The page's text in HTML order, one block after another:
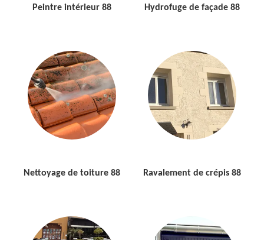
Peintre intérieur 88 Hydrofuge de façade 88
Nettoyage de toiture 88 Ravalement de crépis 88